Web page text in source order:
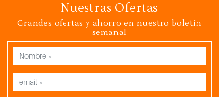
Nuestras Ofertas
Grandes ofertas y ahorro en nuestro boletín
semanal